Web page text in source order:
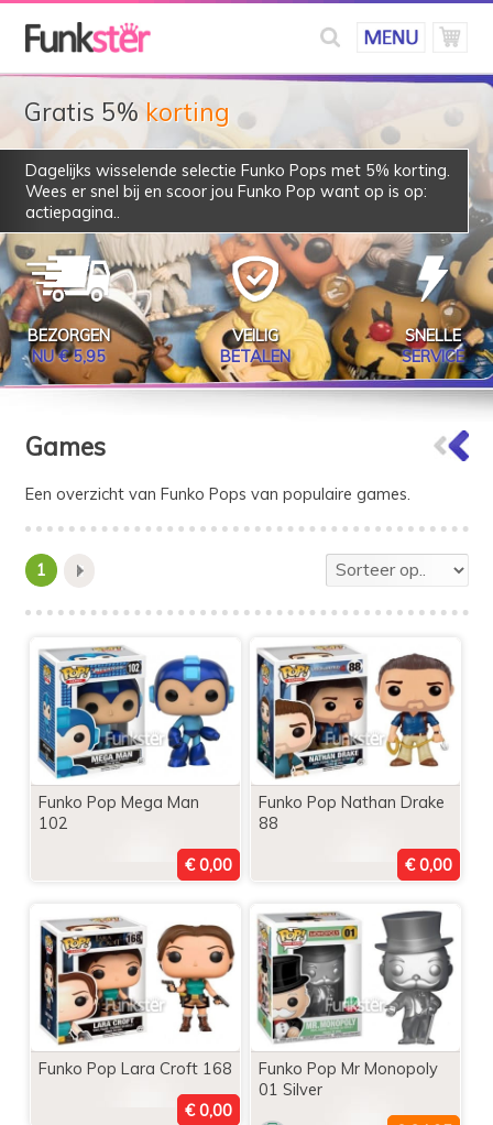
Gratis 5% korting
Dagelijks wisselende selectie Funko Pops met 5% korting.
Wees er snel bij en scoor jou Funko Pop want op is op:
actiepagina..
BEZORGEN
NU € 5,95
VEILIG
BETALEN
SNELLE
SERVICE
Games
Een overzicht van Funko Pops van populaire games.
1
Funko Pop Mega Man
102
Funko Pop Nathan Drake
88
Funko Pop Lara Croft 168
Funko Pop Mr Monopoly
01 Silver